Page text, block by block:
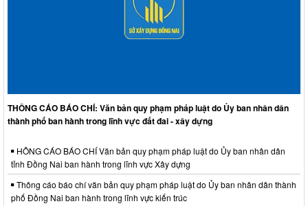
THÔNG CÁO BÁO CHÍ: Văn bản quy phạm pháp luật do Ủy ban nhân dân
thành phố ban hành trong lĩnh vực đất đai - xây dựng
HÔNG CÁO BÁO CHÍ Văn bản quy phạm pháp luật do Ủy ban nhân dân
tỉnh Đồng Nai ban hành trong lĩnh vực Xây dựng
Thông cáo báo chí văn bản quy phạm pháp luật do Ủy ban nhân dân thành
phố Đồng Nai ban hành trong lĩnh vực kiến trúc